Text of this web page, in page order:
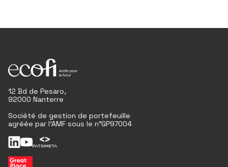
12 Bd de Pesaro,
92000 Nanterre
Société de gestion de portefeuille
agréée par l'AMF sous le n°GP97004